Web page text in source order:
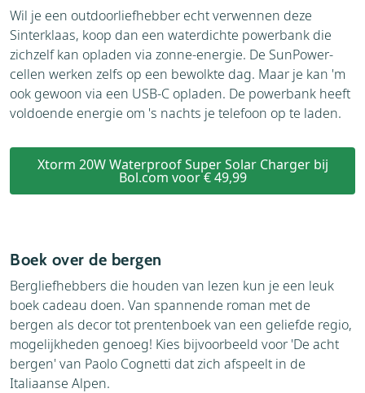
Wil je een outdoorliefhebber echt verwennen deze
Sinterklaas, koop dan een waterdichte powerbank die
zichzelf kan opladen via zonne-energie. De SunPower-
cellen werken zelfs op een bewolkte dag. Maar je kan 'm
ook gewoon via een USB-C opladen. De powerbank heeft
voldoende energie om 's nachts je telefoon op te laden.
Xtorm 20W Waterproof Super Solar Charger bij
Bol.com voor € 49,99
Boek over de bergen
Bergliefhebbers die houden van lezen kun je een leuk
boek cadeau doen. Van spannende roman met de
bergen als decor tot prentenboek van een geliefde regio,
mogelijkheden genoeg! Kies bijvoorbeeld voor 'De acht
bergen' van Paolo Cognetti dat zich afspeelt in de
Italiaanse Alpen.